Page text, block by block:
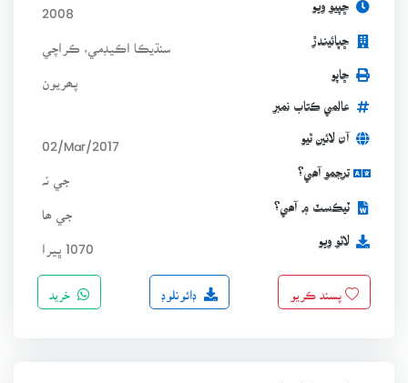
ڇپيو ويو 2008
ڇپائيندڙ سنڌيڪا اڪيڊمي، ڪراچي
ڇاپو
عالمي ڪتاب نمبر
آن لائين ٿيو 02/Mar/2017
ترجمو آھي؟
ٽيڪسٽ ۾ آھي؟ جي ھا
لاٿو ويو 1070 ڀيرا
پسند ڪريو ڊائونلوڊ